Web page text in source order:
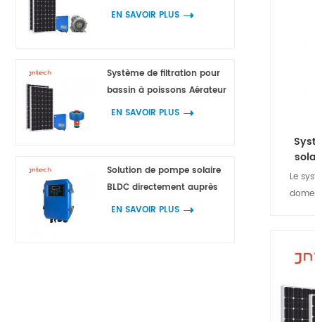
l'aquaculture
EN SAVOIR PLUS
Système de filtration pour
bassin à poissons Aérateur
de fontaine 750 W 1 100 W 1
EN SAVOIR PLUS
Solution de pompe solaire
BLDC directement auprès
des fabricants
EN SAVOIR PLUS
Le
CA et
que